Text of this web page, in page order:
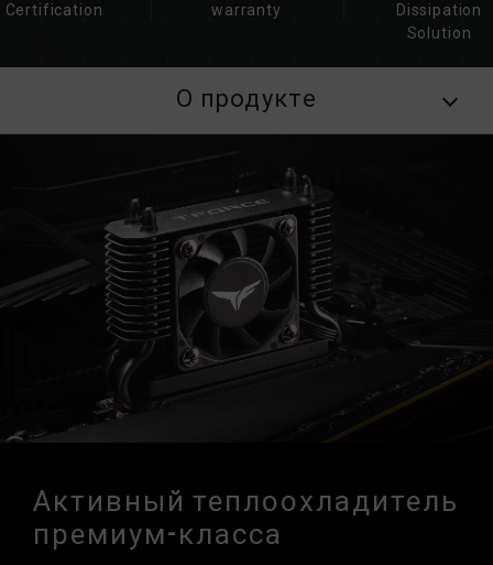
Certification
warranty
Dissipation
Solution
О продукте
Активный теплоохладитель
премиум-класса